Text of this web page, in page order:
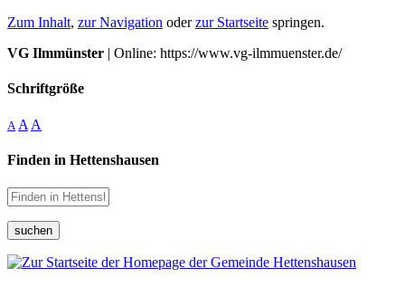
Zum Inhalt, zur Navigation oderzur Startseite springen.
VG Ilmmünster | Online: https://www.vg-ilmmuenster.de/
Schriftgröße
A A A
Finden in Hettenshausen
suchen